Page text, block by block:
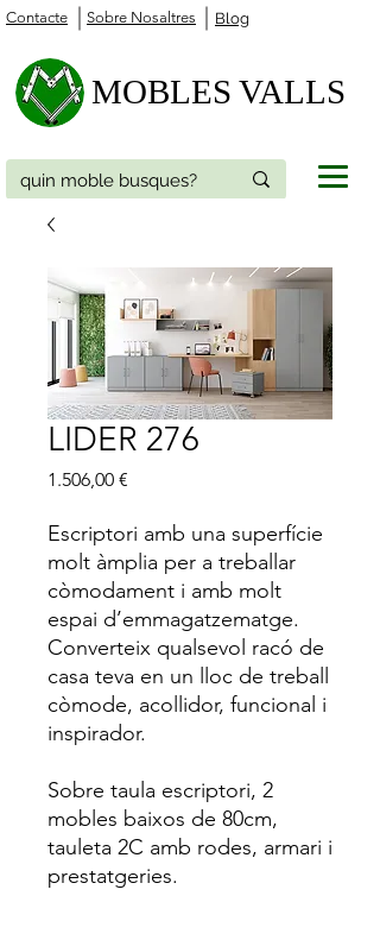
Contacte Blog
Sobre Nosaltres
MOBLES VALLS
LIDER 276
1.506,00 €
Escriptori amb una superfície
molt àmplia per a treballar
còmodament i amb molt
espai d’emmagatzematge.
Converteix qualsevol racó de
casa teva en un lloc de treball
còmode, acollidor, funcional i
inspirador.
Sobre taula escriptori, 2
mobles baixos de 80cm,
tauleta 2C amb rodes, armari i
prestatgeries.